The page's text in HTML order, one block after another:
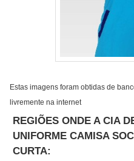
Estas imagens foram obtidas de
livremente na internet
REGIÕES ONDE A CIA
UNIFORME CAMISA
CURTA: